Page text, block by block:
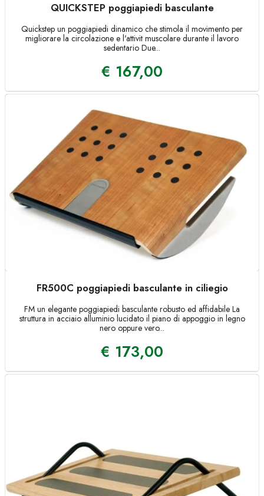
QUICKSTEP poggiapiedi basculante
Quickstep un poggiapiedi dinamico che stimola il movimento per
migliorare la circolazione e l'attivit muscolare durante il lavoro
sedentario Due...
€ 167,00
FR500C poggiapiedi basculante in ciliegio
FM un elegante poggiapiedi basculante robusto ed affidabile La
struttura in acciaio alluminio lucidato il piano di appoggio in legno
nero oppure vero...
€ 173,00